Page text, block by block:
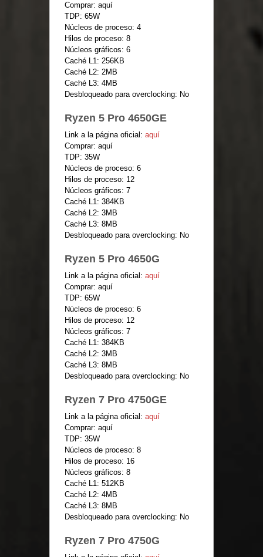
Comprar: aquí
TDP: 65W
Núcleos de proceso: 4
Hilos de proceso: 8
Núcleos gráficos: 6
Caché L1: 256KB
Caché L2: 2MB
Caché L3: 4MB
Desbloqueado para overclocking: No
Ryzen 5 Pro 4650GE
Link a la página oficial: aquí
Comprar: aquí
TDP: 35W
Núcleos de proceso: 6
Hilos de proceso: 12
Núcleos gráficos: 7
Caché L1: 384KB
Caché L2: 3MB
Caché L3: 8MB
Desbloqueado para overclocking: No
Ryzen 5 Pro 4650G
Link a la página oficial: aquí
Comprar: aquí
TDP: 65W
Núcleos de proceso: 6
Hilos de proceso: 12
Núcleos gráficos: 7
Caché L1: 384KB
Caché L2: 3MB
Caché L3: 8MB
Desbloqueado para overclocking: No
Ryzen 7 Pro 4750GE
Link a la página oficial: aquí
Comprar: aquí
TDP: 35W
Núcleos de proceso: 8
Hilos de proceso: 16
Núcleos gráficos: 8
Caché L1: 512KB
Caché L2: 4MB
Caché L3: 8MB
Desbloqueado para overclocking: No
Ryzen 7 Pro 4750G